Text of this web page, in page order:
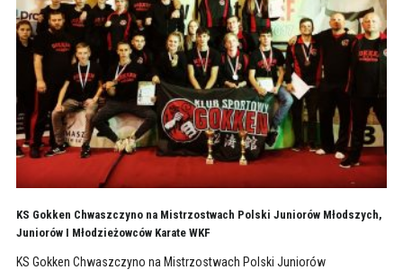
KS Gokken Chwaszczyno na Mistrzostwach Polski Juniorów Młodszych,
Juniorów I Młodzieżowców Karate WKF
KS Gokken Chwaszczyno na Mistrzostwach Polski Juniorów